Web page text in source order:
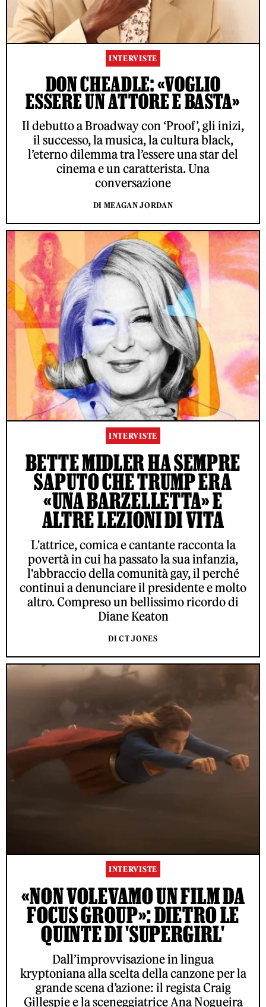
INTERVISTE
DON CHEADLE: «VOGLIO
ESSERE UN ATTORE E BASTA»
Il debutto a Broadway con ‘Proof’, gli inizi,
il successo, la musica, la cultura black,
l’eterno dilemma tra l’essere una star del
cinema e un caratterista. Una
conversazione
DI MEAGAN JORDAN
INTERVISTE
BETTE MIDLER HA SEMPRE
SAPUTO CHE TRUMP ERA
«UNA BARZELLETTA» E
ALTRE LEZIONI DI VITA
L'attrice, comica e cantante racconta la
povertà in cui ha passato la sua infanzia,
l'abbraccio della comunità gay, il perché
continui a denunciare il presidente e molto
altro. Compreso un bellissimo ricordo di
Diane Keaton
DI CT JONES
INTERVISTE
«NON VOLEVAMO UN FILM DA
FOCUS GROUP»: DIETRO LE
QUINTE DI 'SUPERGIRL'
Dall’improvvisazione in lingua
kryptoniana alla scelta della canzone per la
grande scena d’azione: il regista Craig
Gillespie e la sceneggiatrice Ana Nogueira